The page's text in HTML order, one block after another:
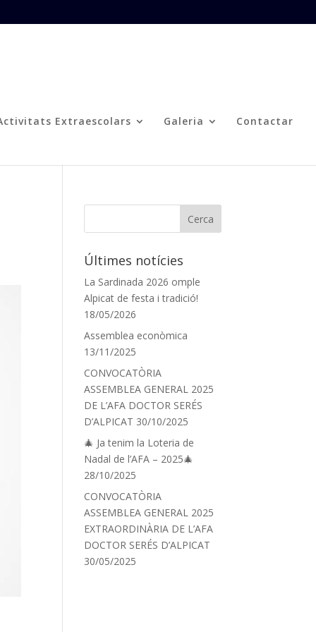
Extraescolars Galeria Contactar
Últimes notícies
La Sardinada 2026 omple
Alpicat de festa i tradició!
18/05/2026
Assemblea econòmica
13/11/2025
CONVOCATÒRIA
ASSEMBLEA GENERAL 2025
DE L’AFA DOCTOR SERÉS
D’ALPICAT 30/10/2025
🎄 Ja tenim la Loteria de
Nadal de l’AFA – 2025🎄
28/10/2025
CONVOCATÒRIA
ASSEMBLEA GENERAL 2025
EXTRAORDINÀRIA DE L’AFA
DOCTOR SERÉS D’ALPICAT
30/05/2025